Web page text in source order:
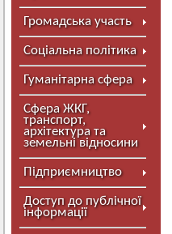
Громадська участь
Соціальна політика
Гуманітарна сфера
Сфера ЖКГ,
транспорт,
архітектура та
земельні відносини
Підприємництво
Доступ до публічної
інформації